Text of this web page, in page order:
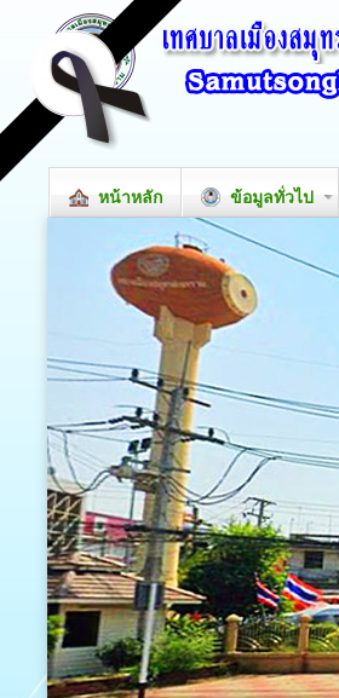
หน้าหลัก ข้อมูลทั่วไป